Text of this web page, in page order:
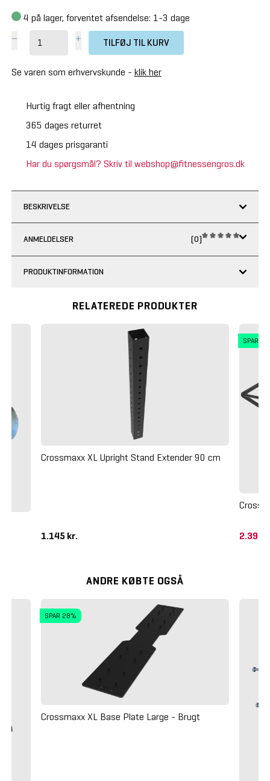
4 på lager, forventet afsendelse: 1-3 dage
TILFØJ TIL KURV
Se varen som erhvervskunde - klik her
Hurtig fragt eller afhentning
365 dages returret
14 dages prisgaranti
Har du spørgsmål? Skriv til webshop@fitnessengros.dk
BESKRIVELSE
ANMELDELSER (0)
PRODUKTINFORMATION
RELATEREDE PRODUKTER
Crossmaxx XL Upright Stand Extender 90 cm
1.145 kr.
SPAR
2.395
ANDRE KØBTE OGSÅ
SPAR 28%
Crossmaxx XL Base Plate Large - Brugt